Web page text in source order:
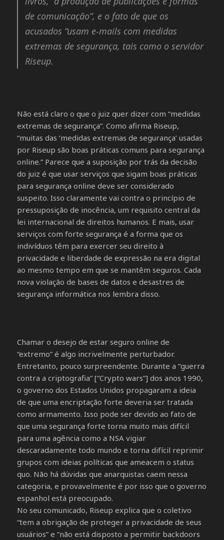
de comunicação”, e o fato de que os
acusados “usam e-mails com medidas
extremas de segurança, tais como o servidor
Riseup.
Não está claro o que o juiz quer dizer com “medidas
extremas de segurança”. Como afirma Riseup,
“muitas das ‘medidas extremas de segurança’ usadas
por Riseup são boas práticas comuns para segurança
online.” Parece que a suposição por trás da decisão
do juiz é que usar serviços que sigam boas práticas
para segurança online deve ser considerado
suspeito. Isso claramente vai contra o princípio de
pressuposição de inocência, um requisito central da
lei internacional de direitos humanos. E mais, usar
serviços com forte segurança é a forma que os
indivíduos têm para exercer seu direito à
privacidade e liberdade de expressão na era digital
ao mesmo tempo em que se mantêm seguros. Cada
nova violação de bases de datos e desastres de
segurança informática nos lembra disso.
Chamar o desejo de estar seguro online de
“extremo” é algo incrivelmente perturbador.
Entretanto, pouco surpreendente. Durante a “guerra
contra a criptografia” [“Crypto wars”] dos anos 1990,
o governo dos Estados Unidos propagaram a ideia
de que uma encriptação forte deveria ser tratada
como armamento. Isso pode ser devido ao fato de
que uma segurança forte torna muito mais difícil
para uma agência como a NSA vigiar
descaradamente todo mundo e torna difícil reprimir
grupos com ideias políticas que ameacem o status
quo. Não há dúvidas que anarquistas caem nessa
categoria, e provavelmente é por isso que o governo
espanhol está preocupado.
No seu comunicado, Riseup explica que o coletivo
“tem a obrigação de proteger a privacidade de seus
usuários” e “não está disposto a permitir backdoors